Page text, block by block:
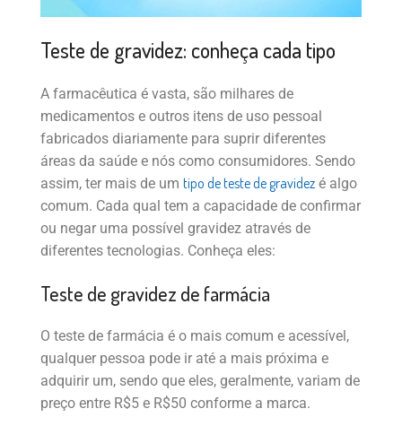
Teste de gravidez: conheça cada tipo
A farmacêutica é vasta, são milhares de
medicamentos e outros itens de uso pessoal
fabricados diariamente para suprir diferentes
áreas da saúde e nós como consumidores. Sendo
assim, ter mais de um tipo de teste de gravidez é algo
comum. Cada qual tem a capacidade de confirmar
ou negar uma possível gravidez através de
diferentes tecnologias. Conheça eles:
Teste de gravidez de farmácia
O teste de farmácia é o mais comum e acessível,
qualquer pessoa pode ir até a mais próxima e
adquirir um, sendo que eles, geralmente, variam de
preço entre R$5 e R$50 conforme a marca.